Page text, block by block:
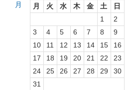
月
火 水 木 金 土
日
1
2
3
4 5 6 7 8
9
10
11 12 13 14 15
16
17
18 19 20 21 22
23
24
25 26 27 28 29
30
31
月